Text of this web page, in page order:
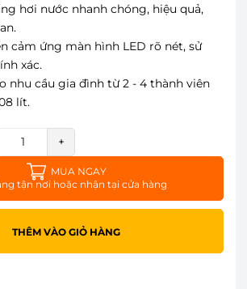
hơi nước nhanh chóng, hiệu quả,
cảm ứng màn hình LED rõ nét, sử
xác.
nhu cầu gia đình từ 2 - 4 thành viên
lít.
+
MUA NGAY
tận nơi hoặc nhận tại cửa hàng
THÊM VÀO GIỎ HÀNG